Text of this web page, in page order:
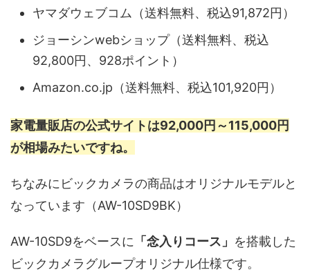
ヤマダウェブコム（送料無料、税込91,872円）
ジョーシンwebショップ（送料無料、税込
92,800円、928ポイント）
Amazon.co.jp（送料無料、税込101,920円）
家電量販店の公式サイトは92,000円～115,000円
が相場みたいですね。
ちなみにビックカメラの商品はオリジナルモデルと
なっています（AW-10SD9BK）
AW-10SD9をベースに 「念入りコース」 を搭載した
ビックカメラグループオリジナル仕様です。